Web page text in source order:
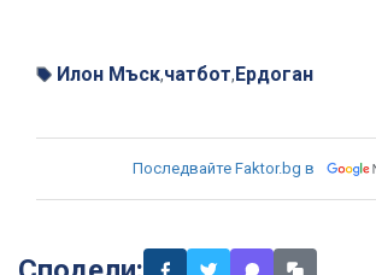
Илон Мъск,чатбот, Ердоган
Последвайте Faktor.bg в